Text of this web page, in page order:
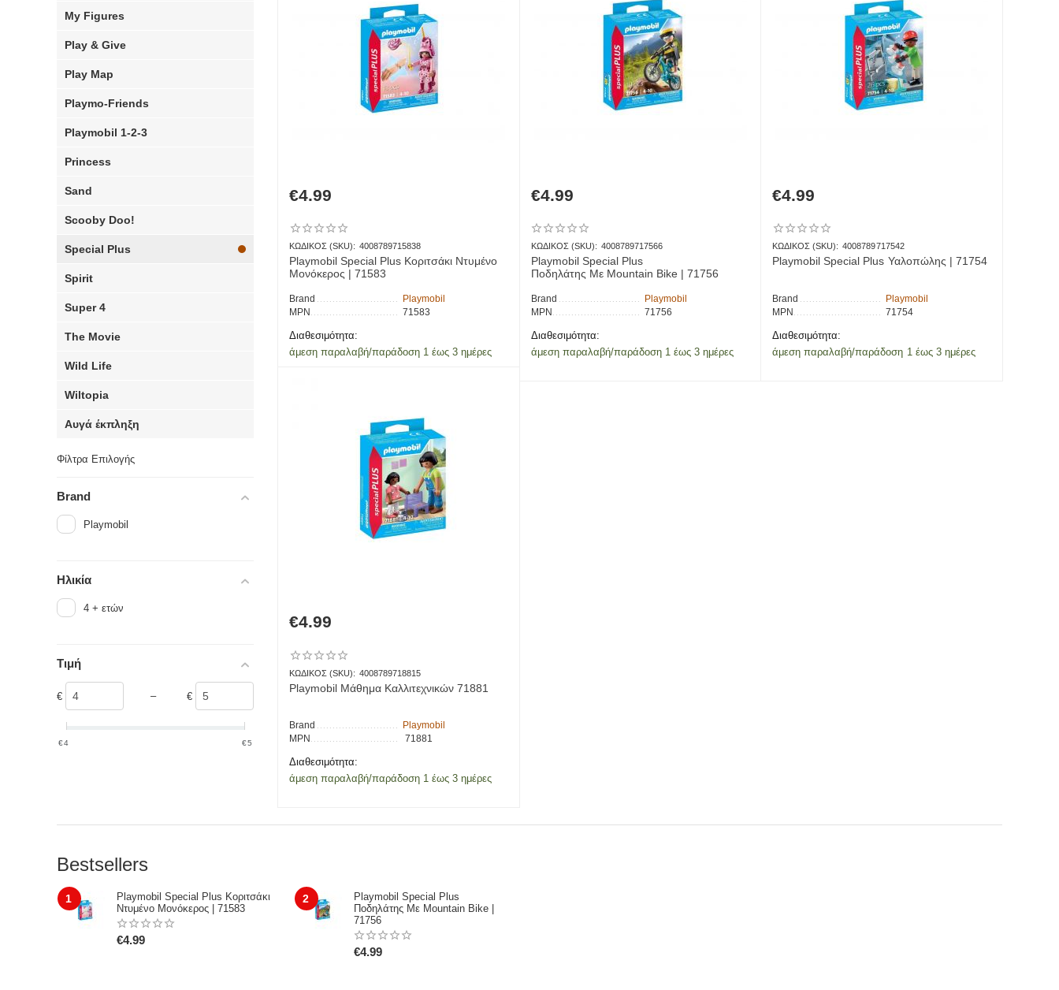
€4.99
ΚΩΔΙΚΟΣ (SKU): 4008789715838
Playmobil Special Plus Κοριτσάκι Ντυμένο
Μονόκερος | 71583
Brand
Playmobil
MPN
71583
Διαθεσιμότητα:
άμεση παραλαβή/παράδοση 1 έως 3 ημέρες
€4.99
ΚΩΔΙΚΟΣ (SKU): 4008789717566
Playmobil Special Plus
Ποδηλάτης Με Mountain Bike | 71756
Brand
Playmobil
MPN
71756
Διαθεσιμότητα:
άμεση παραλαβή/παράδοση 1 έως 3 ημέρες
€4.99
ΚΩΔΙΚΟΣ (SKU): 4008789717542
Playmobil Special Plus Υαλοπώλης | 71754
Brand
Playmobil
MPN
71754
Διαθεσιμότητα:
άμεση παραλαβή/παράδοση 1 έως 3 ημέρες
€4.99
ΚΩΔΙΚΟΣ (SKU): 4008789718815
Playmobil Μάθημα Καλλιτεχνικών 71881
Brand
Playmobil
MPN
71881
Διαθεσιμότητα:
άμεση παραλαβή/παράδοση 1 έως 3 ημέρες
My Figures
Play & Give
Play Map
Playmo-Friends
Playmobil 1-2-3
Princess
Sand
Scooby Doo!
Special Plus
Spirit
Super 4
The Movie
Wild Life
Wiltopia
Αυγά έκπληξη
Φίλτρα Επιλογής
Brand
Playmobil
Ηλικία
4 + ετών
Τιμή
€ – €
‎€4 ‎€5
Bestsellers
1
Playmobil Special Plus Κοριτσάκι
Ντυμένο Μονόκερος | 71583
€4.99
2
Playmobil Special Plus
Ποδηλάτης Με Mountain Bike |
71756
€4.99